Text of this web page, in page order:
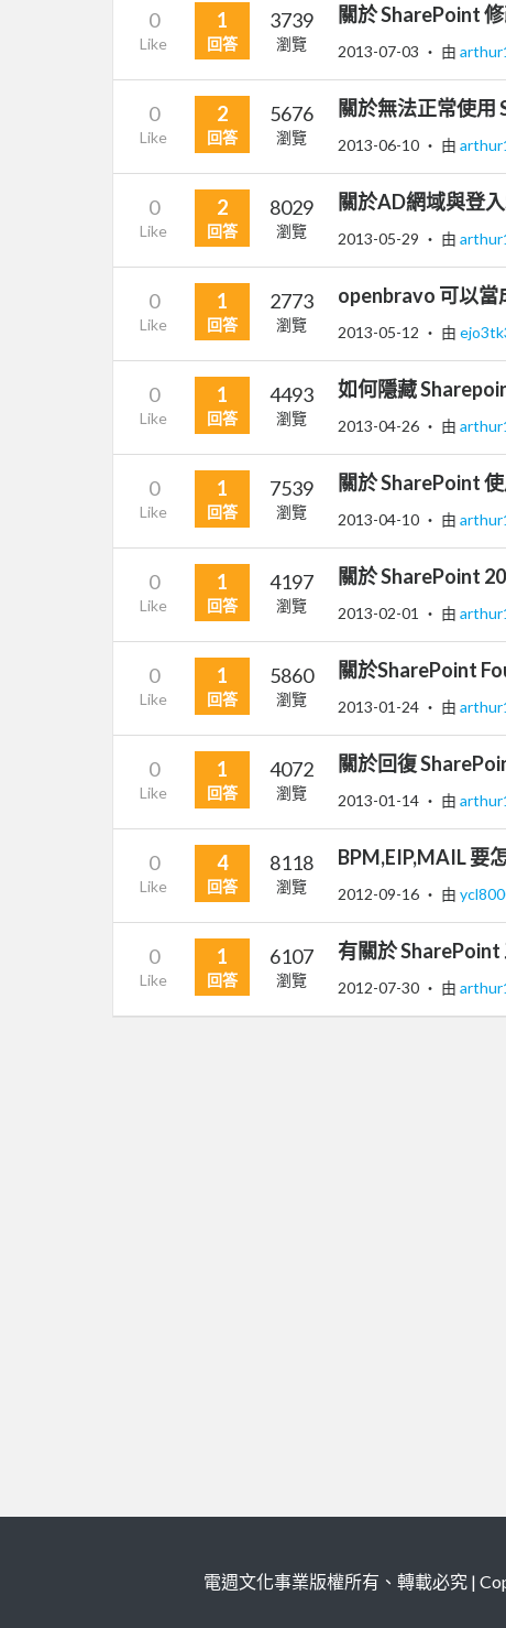
0
Like
1
回答
3739
瀏覽
關於 SharePoint
2013-07-03 ‧ 由
0
Like
2
回答
5676
瀏覽
關於無法正常使用
2013-06-10 ‧ 由
0
Like
2
回答
8029
瀏覽
關於AD網域與登
2013-05-29 ‧ 由
0
Like
1
回答
2773
瀏覽
openbravo 可以當
2013-05-12 ‧ 由
0
Like
1
回答
4493
瀏覽
如何隱藏
2013-04-26 ‧ 由
0
Like
1
回答
7539
瀏覽
關於 SharePoint
2013-04-10 ‧ 由
0
Like
1
回答
4197
瀏覽
關於 SharePoint
2013-02-01 ‧ 由
0
Like
1
回答
5860
瀏覽
關於SharePoint
2013-01-24 ‧ 由
0
Like
1
回答
4072
瀏覽
關於回復
2013-01-14 ‧ 由
0
Like
4
回答
8118
瀏覽
BPM,EIP,MAIL 要
2012-09-16 ‧ 由
0
Like
1
回答
6107
瀏覽
有關於
2012-07-30 ‧ 由
電週文化事業版權所有、轉載必究 |